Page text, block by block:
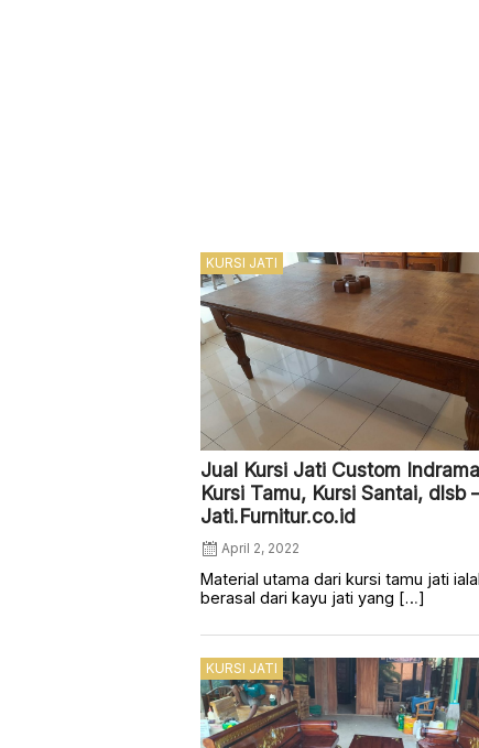
KURSI JATI
Jual Kursi Jati Custom
Kursi Tamu, Kursi Santai, dlsb
Jati.Furnitur.co.id
April 2, 2022
Material utama dari kursi tamu jati
berasal dari kayu jati yang […]
KURSI JATI